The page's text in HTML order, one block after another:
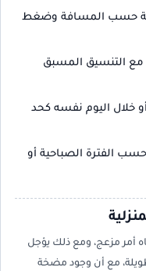
إلى ٣٦ ساعة حسب المسافة وضغط
٣٦ ساعة مع التنسيق المسبق
أو خلال اليوم نفسه كحد
حسب الفترة الصباحية أو
أمر مزعج، ومع ذلك يؤجل
مع أن وجود مضخة